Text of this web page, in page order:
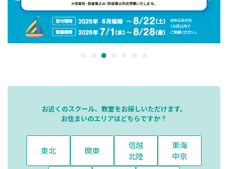
お近くのスクール、教室をお探しいただけます。
お住まいのエリアはどちらですか？
東北 関東
信越
北陸
東海
中京